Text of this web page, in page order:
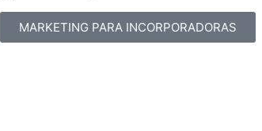
MARKETING PARA INCORPORADORAS